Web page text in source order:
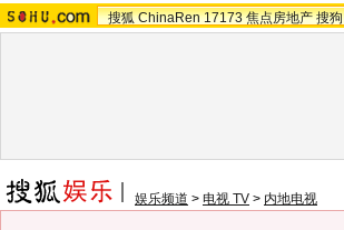
搜狐 ChinaRen 17173 焦点房地产 搜狗
娱乐频道 > 电视 TV > 内地电视